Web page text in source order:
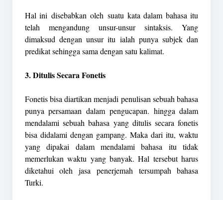
Hal ini disebabkan oleh suatu kata dalam bahasa itu
telah mengandung unsur-unsur sintaksis. Yang
dimaksud dengan unsur itu ialah punya subjek dan
predikat sehingga sama dengan satu kalimat.
3. Ditulis Secara Fonetis
Fonetis bisa diartikan menjadi penulisan sebuah bahasa
punya persamaan dalam pengucapan. hingga dalam
mendalami sebuah bahasa yang ditulis secara fonetis
bisa didalami dengan gampang. Maka dari itu, waktu
yang dipakai dalam mendalami bahasa itu tidak
memerlukan waktu yang banyak. Hal tersebut harus
diketahui oleh jasa penerjemah tersumpah bahasa
Turki.